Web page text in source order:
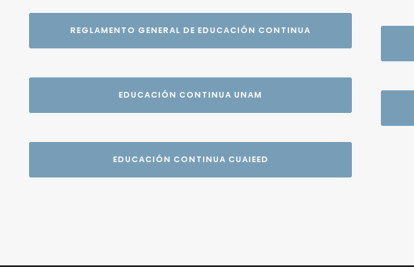
REGLAMENTO GENERAL DE EDUCACIÓN CONTINUA
EDUCACIÓN CONTINUA UNAM
EDUCACIÓN CONTINUA CUAIEED